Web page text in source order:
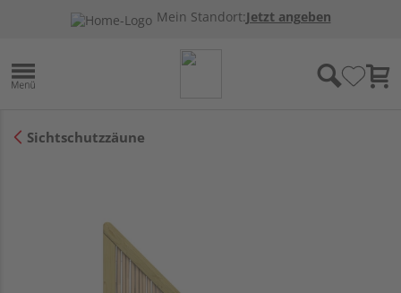
Mein Standort:Jetzt angeben
Sichtschutzzäune